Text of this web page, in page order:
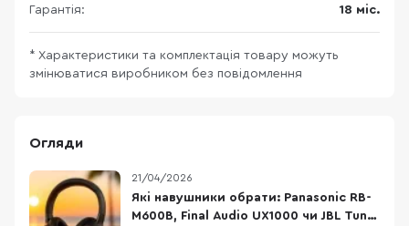
Гарантія: 18 міс.
* Характеристики та комплектація товару можуть
змінюватися виробником без повідомлення
Огляди
21/04/2026
Які навушники обрати: Panasonic RB-
M600B, Final Audio UX1000 чи JBL Tune